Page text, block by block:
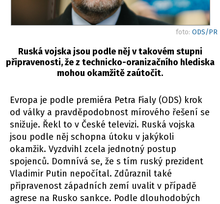
foto: ODS/PR
Ruská vojska jsou podle něj v takovém stupni
připravenosti, že z technicko-oranizačního hlediska
mohou okamžitě zaútočit.
Evropa je podle premiéra Petra Fialy (ODS) krok
od války a pravděpodobnost mírového řešení se
snižuje. Řekl to v České televizi. Ruská vojska
jsou podle něj schopna útoku v jakýkoli
okamžik. Vyzdvihl zcela jednotný postup
spojenců. Domnívá se, že s tím ruský prezident
Vladimir Putin nepočítal. Zdůraznil také
připravenost západních zemí uvalit v případě
agrese na Rusko sankce. Podle dlouhodobých